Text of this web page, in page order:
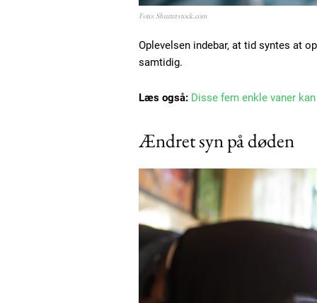
Foto: Shutterstock.com
Oplevelsen indebar, at tid syntes at
samtidig.
Læs også: Disse fem enkle vaner
Ændret syn på døden